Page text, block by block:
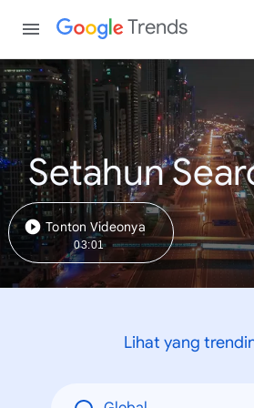
Trends
Setahun
Tonton Videonya
03:01
Lihat yang